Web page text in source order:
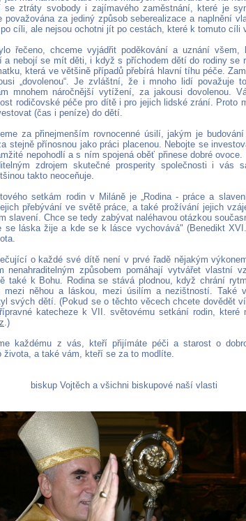
ztráty svobody i zajímavého zaměstnání, které je
za jediný způsob seberealizace a naplnění
cíli, ale nejsou ochotni jít po cestách, které k tomuto cíli
řečeno, chceme vyjádřit poděkování a uznání všem,
a nebojí se mít děti, i když s příchodem dětí do rodiny se
která ve většině případů přebírá hlavní tíhu péče.
„dovolenou“. Je zvláštní, že i mnoho lidí považuje
mnohem náročnější vytížení, za jakousi dovolenou.
rodičovské péče pro dítě i pro jejich lidské zrání. Proto
(čas i peníze) do dětí.
za přinejmenším rovnocenné úsilí, jakým je
stejně přínosnou jako práci placenou. Nebojte se
nepohodlí a s ním spojená oběť přinese dobré
zdrojem skutečné prosperity společnosti i vás
takto neoceňuje.
setkám rodin v Miláně je „Rodina - práce a
přebývání ve světě práce, a také prožívání jejich
slavení. Chce se tedy zabývat naléhavou otázkou
se láska žije a kde se k lásce vychovává" (Benedikt
o každé své dítě není v prvé řadě nějakým
nenahraditelným způsobem pomáhají vytvářet vlastní
také k Bohu. Rodina se stává plodnou, když chrání
něhou a láskou, mezi úsilím a nezištností. Také
svých dětí. (Pokud se o těchto věcech chcete dovědět
katecheze k VII. světovému setkání rodin, které
.)
každému z vás, kteří přijímáte péči a starost o
života, a také vám, kteří se za to modlíte.
biskup Vojtěch a všichni biskupové naší vlasti